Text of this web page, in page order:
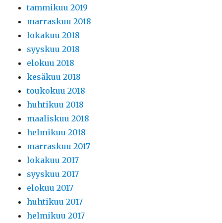
tammikuu 2019
marraskuu 2018
lokakuu 2018
syyskuu 2018
elokuu 2018
kesäkuu 2018
toukokuu 2018
huhtikuu 2018
maaliskuu 2018
helmikuu 2018
marraskuu 2017
lokakuu 2017
syyskuu 2017
elokuu 2017
huhtikuu 2017
helmikuu 2017